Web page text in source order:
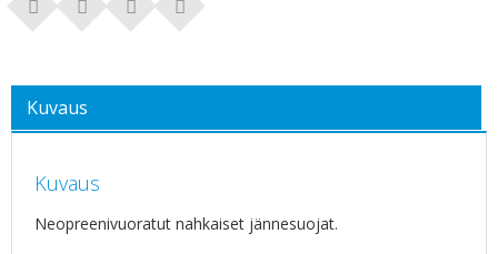
Kuvaus
Kuvaus
Neopreenivuoratut nahkaiset jännesuojat.